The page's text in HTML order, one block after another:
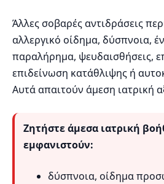
Άλλες σοβαρές αντιδράσεις
αλλεργικό οίδημα, δύσπνοια,
παραλήρημα, ψευδαισθήσεις,
επιδείνωση κατάθλιψης ή
Αυτά απαιτούν άμεση ιατρική
Ζητήστε άμεσα ιατρική
εμφανιστούν:
δύσπνοια, οίδημα